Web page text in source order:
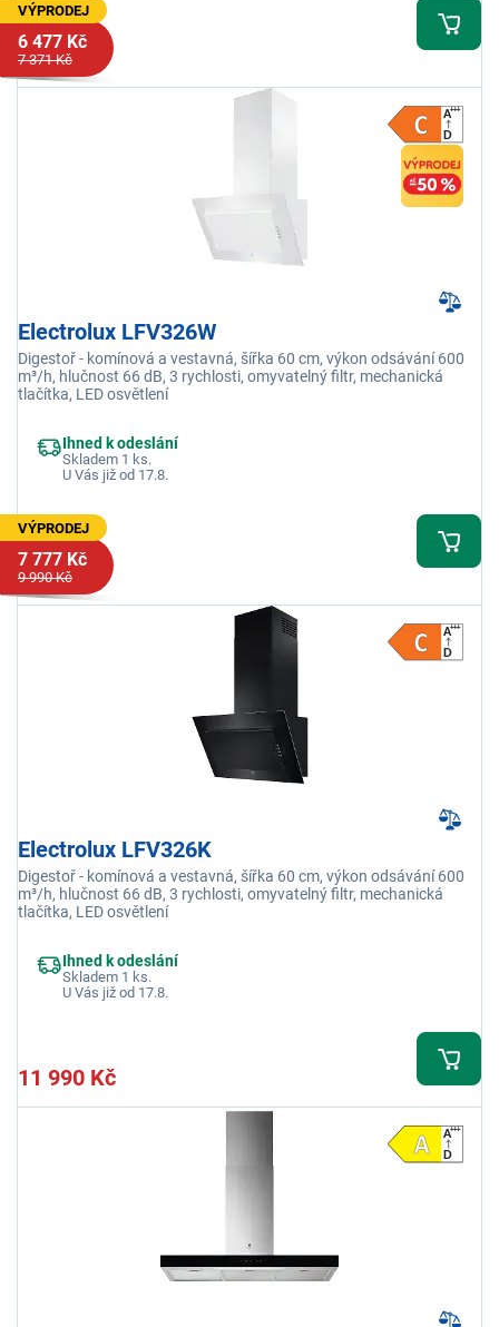
VÝPRODEJ
6 477 Kč
7 371 Kč
Electrolux LFV326W
Digestoř - komínová a vestavná, šířka 60 cm, výkon odsávání 600
m³/h, hlučnost 66 dB, 3 rychlosti, omyvatelný filtr, mechanická
tlačítka, LED osvětlení
Ihned k odeslání
Skladem 1 ks.
U Vás již od 17.8.
VÝPRODEJ
7 777 Kč
9 990 Kč
Electrolux LFV326K
Digestoř - komínová a vestavná, šířka 60 cm, výkon odsávání 600
m³/h, hlučnost 66 dB, 3 rychlosti, omyvatelný filtr, mechanická
tlačítka, LED osvětlení
Ihned k odeslání
Skladem 1 ks.
U Vás již od 17.8.
11 990 Kč